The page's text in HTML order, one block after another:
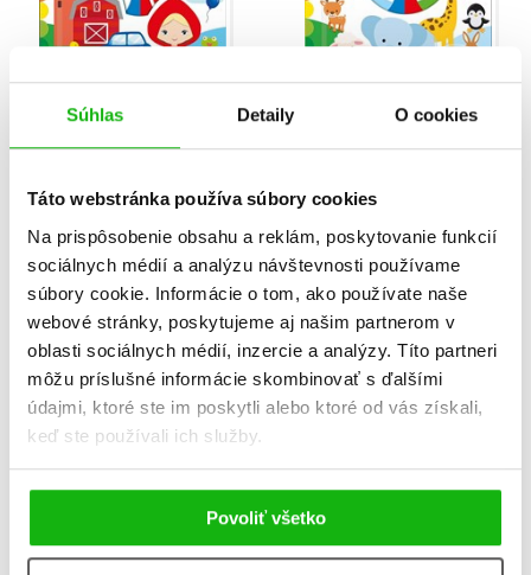
Súhlas Detaily O cookies
Táto webstránka používa súbory cookies
Na prispôsobenie obsahu a reklám, poskytovanie funkcií
sociálnych médií a analýzu návštevnosti používame
súbory cookie. Informácie o tom, ako používate naše
webové stránky, poskytujeme aj našim partnerom v
oblasti sociálnych médií, inzercie a analýzy. Títo partneri
môžu príslušné informácie skombinovať s ďalšími
údajmi, ktoré ste im poskytli alebo ktoré od vás získali,
keď ste používali ich služby.
Povoliť všetko
Mini leporelká: Farby
Mini leporelká:
Mini leporelka: Barvy Mini leporelka: Zvířátka